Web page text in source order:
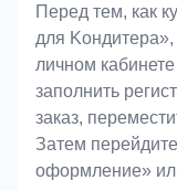
Оформление
Перед тем, как
для
личном
заполнить
заказ,
Затем
оформление»